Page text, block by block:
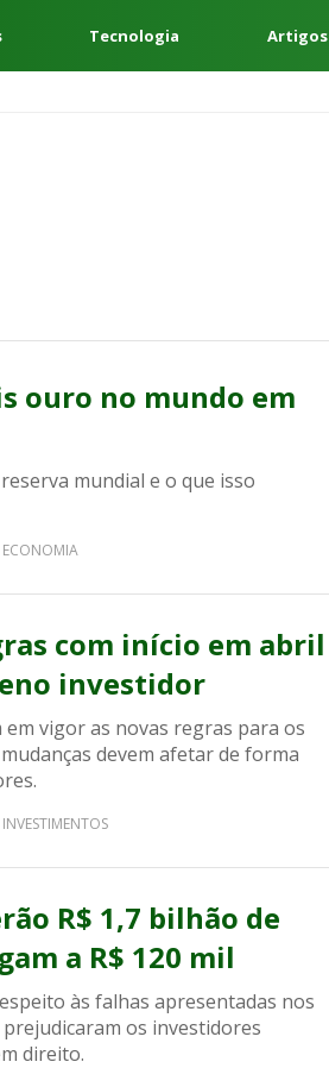
Tecnologia Artigos
ouro no mundo em
mundial e o que isso
com início em abril
investidor
vigor as novas regras para os
devem afetar de forma
R$ 1,7 bilhão de
a R$ 120 mil
às falhas apresentadas nos
os investidores
direito.